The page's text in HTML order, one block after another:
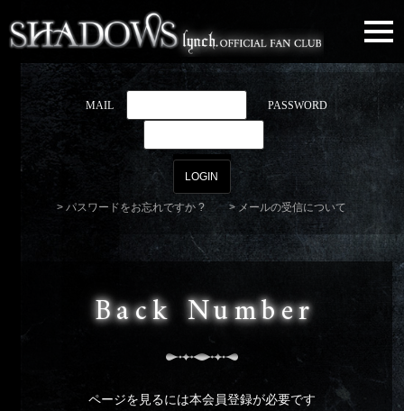
MAIL PASSWORD
パスワードをお忘れですか ? メールの受信について
Back Number
ページを見るには本会員登録が必要です